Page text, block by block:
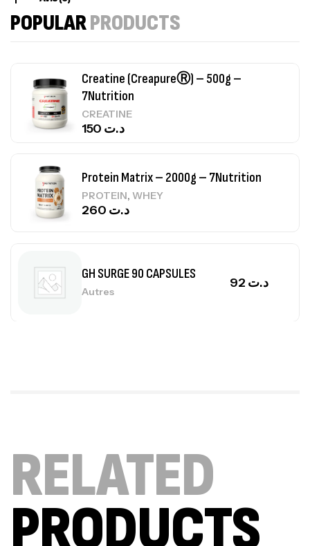
POPULARPRODUCTS
7Nutrition
CREATINE
Protein Matrix – 2000g – 7Nutrition
PROTEIN,
د.ت260
GH SURGE 90 CAPSULES
Autres
Mega Creatine CREAPURE – 306 Gr –
Biotech USA
Omega 3 – 100 Gélules – Scitec Nutrition
Autres
د.ت84
Creatine (CreapureⓇ) – 500g –
RELATED
PRODUCTS